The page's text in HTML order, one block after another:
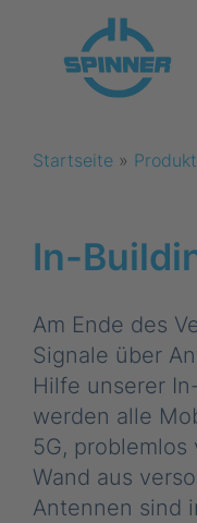
Startseite »
In-
Am Ende des
Signale über
Hilfe unserer
werden alle
5G,
Wand aus
Antennen sind